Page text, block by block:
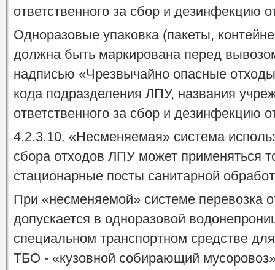
ответственного за сбор и дезинфекцию
Одноразовые упаковка (пакеты,
должна быть маркирована перед
надписью «Чрезвычайно опасные
кода подразделения ЛПУ, названия
ответственного за сбор и дезинфекцию
4.2.3.10. «Несменяемая» система
сбора отходов ЛПУ может применяться
стационарные посты санитарной
При «несменяемой» системе перевозка
допускается в одноразовой
специальном транспортном средстве
ТБО - «кузовной собирающий